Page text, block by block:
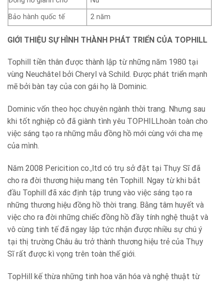
Bảo hành quốc tế
2 năm
GIỚI THIỆU SỰ HÌNH THÀNH PHÁT TRIỂN CỦA TOPHILL
Tophill tiền thân được thành lập từ những năm 1980 tại
vùng Neuchâtel bởi Cheryl và Schild. Được phát triển mạnh
mẽ bởi bàn tay của con gái họ là Dominic.
Dominic vốn theo học chuyên ngành thời trang. Nhưng sau
khi tốt nghiệp cô đã giành tình yêu TOPHILLhoàn toàn cho
việc sáng tạo ra những mẫu đồng hồ mới cùng với cha mẹ
của mình.
Năm 2008 Pericition co.,ltd có trụ sở đặt tại Thụy Sĩ đã
cho ra đời thương hiệu mang tên Tophill. Ngay từ khi bắt
đầu Tophill đã xác định tập trung vào việc sáng tạo ra
những thương hiệu đồng hồ thời trang. Bằng tâm huyết và
việc cho ra đời những chiếc đồng hồ đầy tính nghệ thuật và
vô cùng tinh tế đã ngay lập tức nhận được nhiều sự chú ý
tại thị trường Châu âu trở thành thương hiệu trẻ của Thụy
Sĩ rất được kì vọng trên toàn thế giới.
TopHill kế thừa những tinh hoa văn hóa và nghệ thuật từ